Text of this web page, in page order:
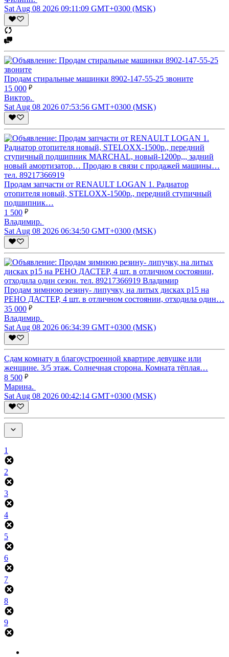
Sat Aug 08 2026 09:11:09 GMT+0300 (MSK)
Продам стиральные машинки 8902-147-55-25 звоните
15 000
Виктор.
Sat Aug 08 2026 07:53:56 GMT+0300 (MSK)
Продам запчасти от RENAULT LOGAN 1. Радиатор
отопителя новый, STELOXX-1500р., передний ступичный
подшипник…
1 500
Владимир.
Sat Aug 08 2026 06:34:50 GMT+0300 (MSK)
Продам зимнюю резину- липучку, на литых дисках р15 на
РЕНО ДАСТЕР, 4 шт. в отличном состоянии, отходила один…
35 000
Владимир.
Sat Aug 08 2026 06:34:39 GMT+0300 (MSK)
Сдам комнату в благоустроенной квартире девушке или
женщине. 3/5 этаж. Солнечная сторона. Комната тёплая…
8 500
Марина.
Sat Aug 08 2026 00:42:14 GMT+0300 (MSK)
1
2
3
4
5
6
7
8
9